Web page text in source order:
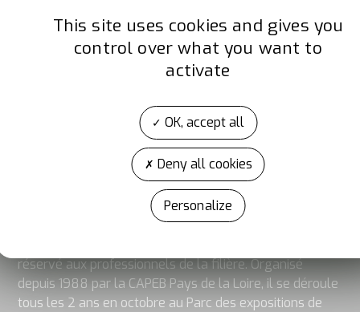
ledlenser.com/fr-fr/
réservé aux professionnels de la filière. Organisé
depuis 1988 par la CAPEB Pays de la Loire, il se déroule
tous les 2 ans en octobre au Parc des expositions de
This site uses cookies and gives you
control over what you want to
activate
OK, accept all
Deny all cookies
Personalize